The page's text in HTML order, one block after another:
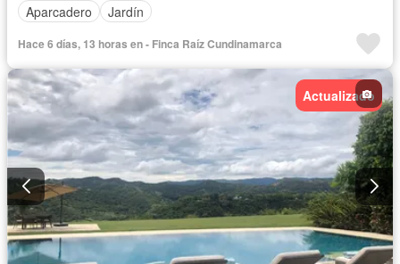
Aparcadero
Jardín
Hace 6 días, 13 horas en - Finca Raíz Cundinamarca
Actualizado